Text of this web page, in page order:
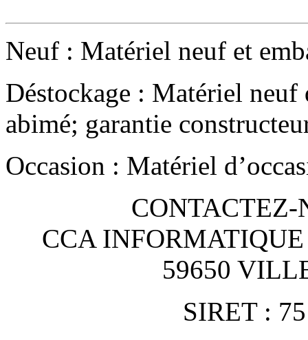
Neuf : Matériel neuf et
Déstockage : Matériel neuf
abimé; garantie
Occasion : Matériel
CONTACTEZ-
CCA
59650
SIRET :